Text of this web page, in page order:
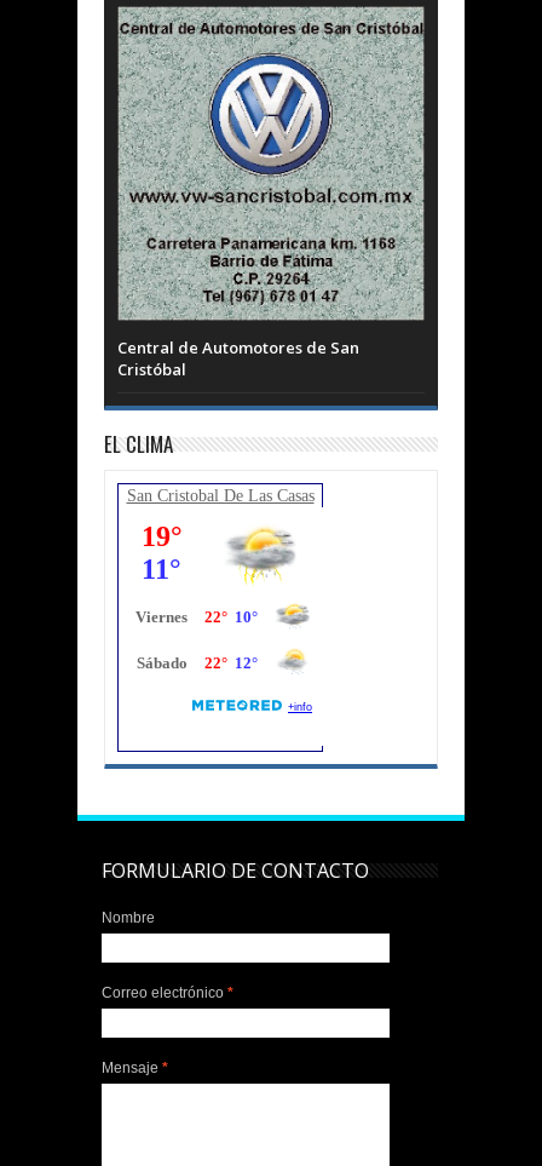
Central de Automotores de San
Cristóbal
EL CLIMA
San Cristobal De Las Casas
FORMULARIO DE CONTACTO
Nombre
Correo electrónico *
Mensaje *